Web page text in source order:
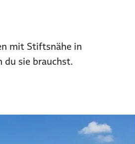
mit Stiftsnähe in
sie brauchst.